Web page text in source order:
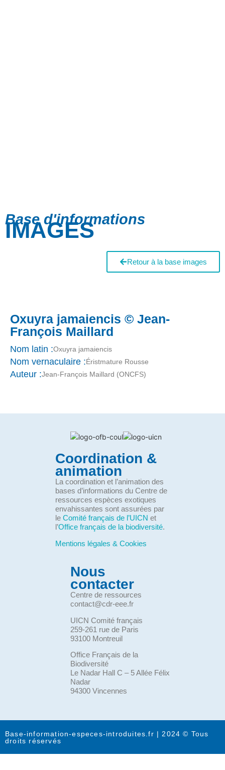
Base d'informations
IMAGES
Retour à la base images
Oxuyra jamaiencis © Jean-
François Maillard
Nom latin :Oxuyra jamaiencis
Nom vernaculaire :Éristmature Rousse
Auteur :Jean-François Maillard (ONCFS)
Coordination &
animation
La coordination et l’animation des
bases d’informations du Centre de
ressources espèces exotiques
envahissantes sont assurées par
le Comité français de l’UICN et
l’Office français de la biodiversité.
Mentions légales & Cookies
Nous
contacter
Centre de ressources
contact@cdr-eee.fr
UICN Comité français
259-261 rue de Paris
93100 Montreuil
Office Français de la
Biodiversité
Le Nadar Hall C – 5 Allée Félix
Nadar
94300 Vincennes
Base-information-especes-introduites.fr | 2024 © Tous
droits réservés